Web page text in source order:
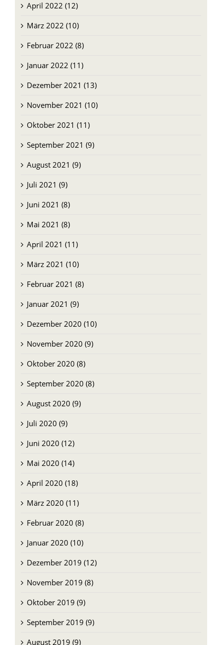
April 2022 (12)
März 2022 (10)
Februar 2022 (8)
Januar 2022 (11)
Dezember 2021 (13)
November 2021 (10)
Oktober 2021 (11)
September 2021 (9)
August 2021 (9)
Juli 2021 (9)
Juni 2021 (8)
Mai 2021 (8)
April 2021 (11)
März 2021 (10)
Februar 2021 (8)
Januar 2021 (9)
Dezember 2020 (10)
November 2020 (9)
Oktober 2020 (8)
September 2020 (8)
August 2020 (9)
Juli 2020 (9)
Juni 2020 (12)
Mai 2020 (14)
April 2020 (18)
März 2020 (11)
Februar 2020 (8)
Januar 2020 (10)
Dezember 2019 (12)
November 2019 (8)
Oktober 2019 (9)
September 2019 (9)
August 2019 (9)